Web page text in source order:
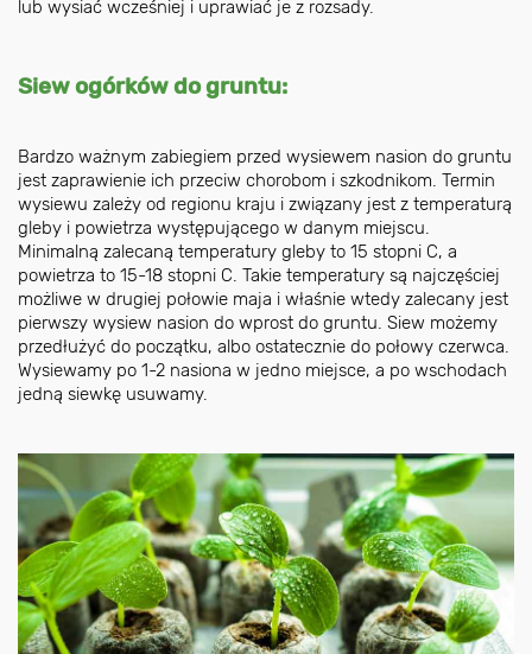
lub wysiać wcześniej i uprawiać je z rozsady.
Siew ogórków do gruntu:
Bardzo ważnym zabiegiem przed wysiewem nasion do gruntu
jest zaprawienie ich przeciw chorobom i szkodnikom. Termin
wysiewu zależy od regionu kraju i związany jest z temperaturą
gleby i powietrza występującego w danym miejscu.
Minimalną zalecaną temperatury gleby to 15 stopni C, a
powietrza to 15-18 stopni C. Takie temperatury są najczęściej
możliwe w drugiej połowie maja i właśnie wtedy zalecany jest
pierwszy wysiew nasion do wprost do gruntu. Siew możemy
przedłużyć do początku, albo ostatecznie do połowy czerwca.
Wysiewamy po 1-2 nasiona w jedno miejsce, a po wschodach
jedną siewkę usuwamy.